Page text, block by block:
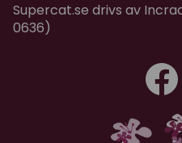
Supercat.se drivs av
0636)